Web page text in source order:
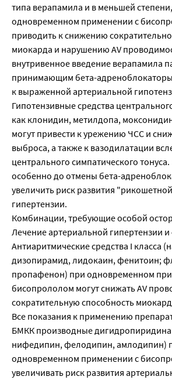
типа верапамила и в меньшей
одновременном применении с
приводить к снижению
миокарда и нарушению AV
внутривенное введение верапамила
принимающим бета-
к выраженной артериальной
Гипотензивные средства
как клонидин, метилдопа,
могут привести к урежению ЧСС и
выброса, а также к вазодилатации
центрального симпатического
особенно до отмены бета-
увеличить риск развития
гипертензии.
Комбинации, требующие особой
Лечение артериальной гипертензии и
Антиаритмические средства I класса
дизопирамид, лидокаин, фенитоин;
пропафенон) при одновременном
бисопрололом могут снижать AV
сократительную способность
Все показания к применению
БМКК производные
нифедипин, фелодипин, амлодипин)
одновременном применении с
увеличивать риск развития